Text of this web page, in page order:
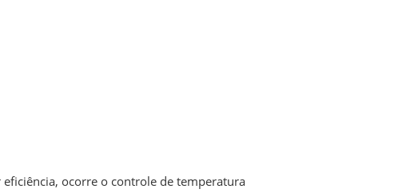
ocorre o controle de temperatura